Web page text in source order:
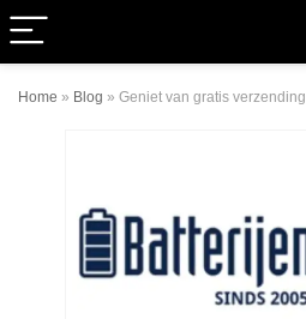
Home » Blog » Geniet van gratis verzending